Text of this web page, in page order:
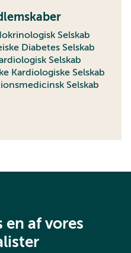
Selskab
Diabetes Selskab
Selskab
Kardiologiske Selskab
Selskab
en af vores